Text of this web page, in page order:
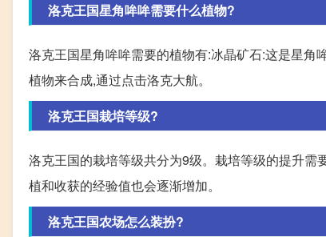
洛克王国星角哞哞需要什么植物?
洛克王国星角哞哞需要的植物有:冰晶矿石:这是星
植物来合成,通过点击洛克大航。
洛克王国栽培等级?
洛克王国的栽培等级共分为9级。栽培等级的提升
植和收获的经验值也会逐渐增加。
洛克王国农场怎么装扮?